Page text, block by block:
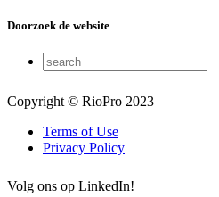
Doorzoek de website
Copyright © RioPro 2023
Terms of Use
Privacy Policy
Volg ons op LinkedIn!